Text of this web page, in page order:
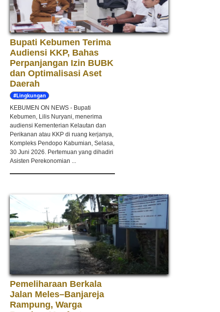
Bupati Kebumen Terima
Audiensi KKP, Bahas
Perpanjangan Izin BUBK
dan Optimalisasi Aset
Daerah
#Lingkungan
KEBUMEN ON NEWS - Bupati
Kebumen, Lilis Nuryani, menerima
audiensi Kementerian Kelautan dan
Perikanan atau KKP di ruang kerjanya,
Kompleks Pendopo Kabumian, Selasa,
30 Juni 2026. Pertemuan yang dihadiri
Asisten Perekonomian ...
Pemeliharaan Berkala
Jalan Meles–Banjareja
Rampung, Warga